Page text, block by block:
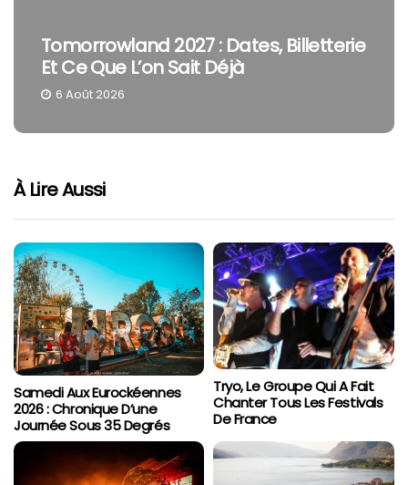
Tomorrowland 2027 : Dates, Billetterie
Et Ce Que L’on Sait Déjà
6 Août 2026
À Lire Aussi
Samedi Aux Eurockéennes
2026 : Chronique D’une
Journée Sous 35 Degrés
Tryo, Le Groupe Qui A Fait
Chanter Tous Les Festivals
De France